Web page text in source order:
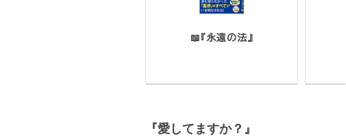
📖『永遠の法』
『愛してますか？』